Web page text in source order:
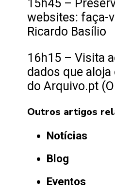
15h45 –
websites: faça-
Ricardo Basílio
16h15 – Visita
dados que
do Arquivo.pt
Outros artigos
Notícias
Blog
Eventos